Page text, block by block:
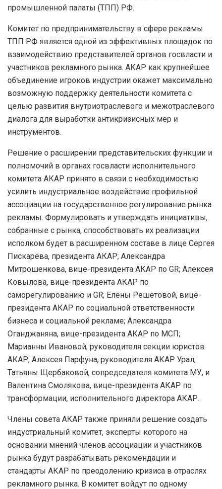
промышленной палаты (ТПП) РФ.
Комитет по предпринимательству в сфере рекламы
ТПП РФ является одной из эффективных площадок по
взаимодействию представителей органов госвласти и
участников рекламного рынка. АКАР как крупнейшее
объединение игроков индустрии окажет максимально
возможную поддержку деятельности комитета с
целью развития внутриотраслевого и межотраслевого
диалога для выработки антикризисных мер и
инструментов.
Решение о расширении представительских функции и
полномочий в органах госвласти исполнительного
комитета АКАР принято в связи с необходимостью
усилить индустриальное воздействие профильной
ассоциации на государственное регулирование рынка
рекламы. Формулировать и утверждать инициативы,
собранные с рынка, способствовать их реализации
исполком будет в расширенном составе в лице Сергея
Пискарёва, президента АКАР; Александра
Митрошенкова, вице-президента АКАР по GR; Алексея
Ковылова, вице-президента АКАР по
саморегулированию и GR; Елены Решетовой, вице-
президента АКАР по социальной ответственности
бизнеса и социальной рекламе; Александра
Оганджаняна, вице-президента АКАР по МСП;
Марианны Ивановой, руководителя секции юристов
АКАР; Алексея Парфуна, руководителя АКАР Урал;
Татьяны Щербаковой, сопредседателя комитета МУ, и
Валентина Смолякова, вице-президента АКАР по
трансформации, исполнительного директора АКАР.
Члены совета АКАР также приняли решение создать
индустриальный комитет, эксперты которого на
основании мнений членов ассоциации и участников
рынка будут разрабатывать рекомендации и
стандарты АКАР по преодолению кризиса в отраслях
рекламного рынка. В комитет войдут по одному